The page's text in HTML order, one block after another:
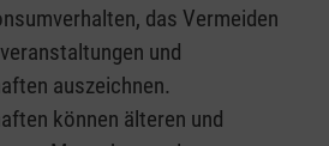
das Vermeiden
und
auszeichnen.
können älteren und